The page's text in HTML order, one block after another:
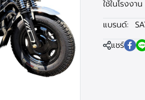
ใช้ในโรงง
แบรนด์:
แชร์